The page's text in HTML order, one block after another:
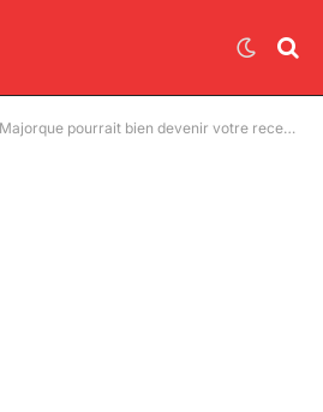
pourrait bien devenir votre recette préférée de l’été